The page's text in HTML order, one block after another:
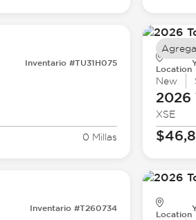
Inventario #TU31H075
0 Millas
Location
New
2026
XSE
Inventario #T260734
Location